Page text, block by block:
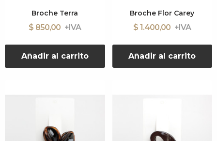
Broche Terra
$ 850,00
Añadir al carrito
Broche Flor Carey
$ 1.400,00
Añadir al carrito